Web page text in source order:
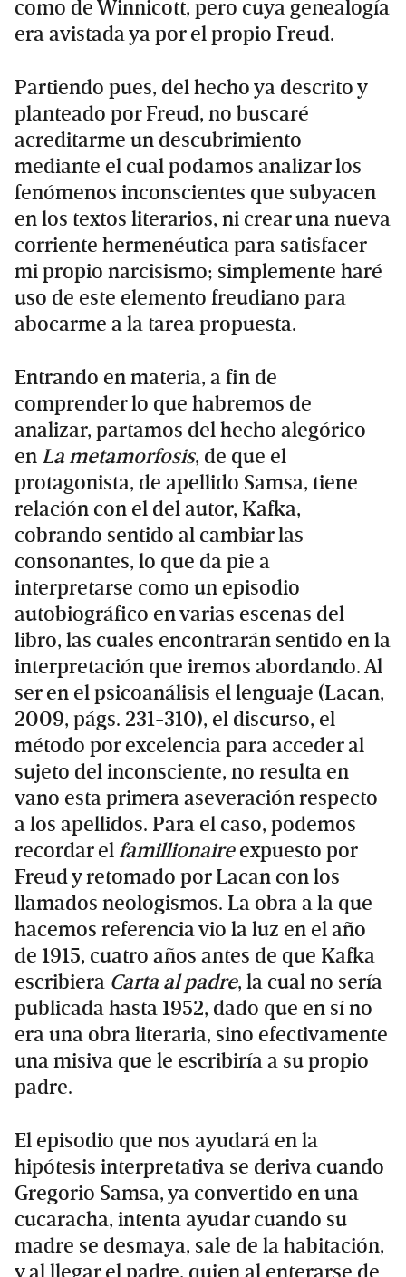
como de Winnicott, pero cuya genealogía
era avistada ya por el propio Freud.
Partiendo pues, del hecho ya descrito y
planteado por Freud, no buscaré
acreditarme un descubrimiento
mediante el cual podamos analizar los
fenómenos inconscientes que subyacen
en los textos literarios, ni crear una nueva
corriente hermenéutica para satisfacer
mi propio narcisismo; simplemente haré
uso de este elemento freudiano para
abocarme a la tarea propuesta.
Entrando en materia, a fin de
comprender lo que habremos de
analizar, partamos del hecho alegórico
en La metamorfosis, de que el
protagonista, de apellido Samsa, tiene
relación con el del autor, Kafka,
cobrando sentido al cambiar las
consonantes, lo que da pie a
interpretarse como un episodio
autobiográfico en varias escenas del
libro, las cuales encontrarán sentido en la
interpretación que iremos abordando. Al
ser en el psicoanálisis el lenguaje (Lacan,
2009, págs. 231-310), el discurso, el
método por excelencia para acceder al
sujeto del inconsciente, no resulta en
vano esta primera aseveración respecto
a los apellidos. Para el caso, podemos
recordar el famillionaireexpuesto por
Freud y retomado por Lacan con los
llamados neologismos. La obra a la que
hacemos referencia vio la luz en el año
de 1915, cuatro años antes de que Kafka
escribiera Carta al padre, la cual no sería
publicada hasta 1952, dado que en sí no
era una obra literaria, sino efectivamente
una misiva que le escribiría a su propio
padre.
El episodio que nos ayudará en la
hipótesis interpretativa se deriva cuando
Gregorio Samsa, ya convertido en una
cucaracha, intenta ayudar cuando su
madre se desmaya, sale de la habitación,